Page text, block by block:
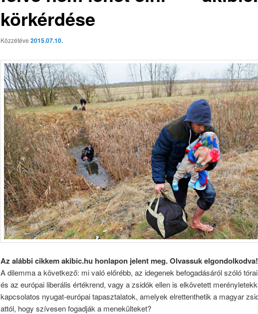
körkérdése
Közzétéve 2015.07.10.
Az alábbi cikkem akibic.hu honlapon jelent meg.Olvassuk elgondolkodva!
A dilemma a következő: mi való előrébb, az idegenek befogadásáról szóló
és az európai liberális értékrend, vagy a zsidók ellen is elkövetett
kapcsolatos nyugat-európai tapasztalatok, amelyek elrettenthetik a magyar
attól, hogy szívesen fogadják a menekülteket?